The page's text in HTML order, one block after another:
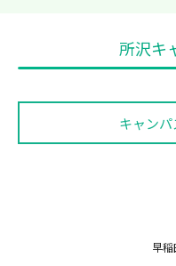
所沢キ
キャン
早